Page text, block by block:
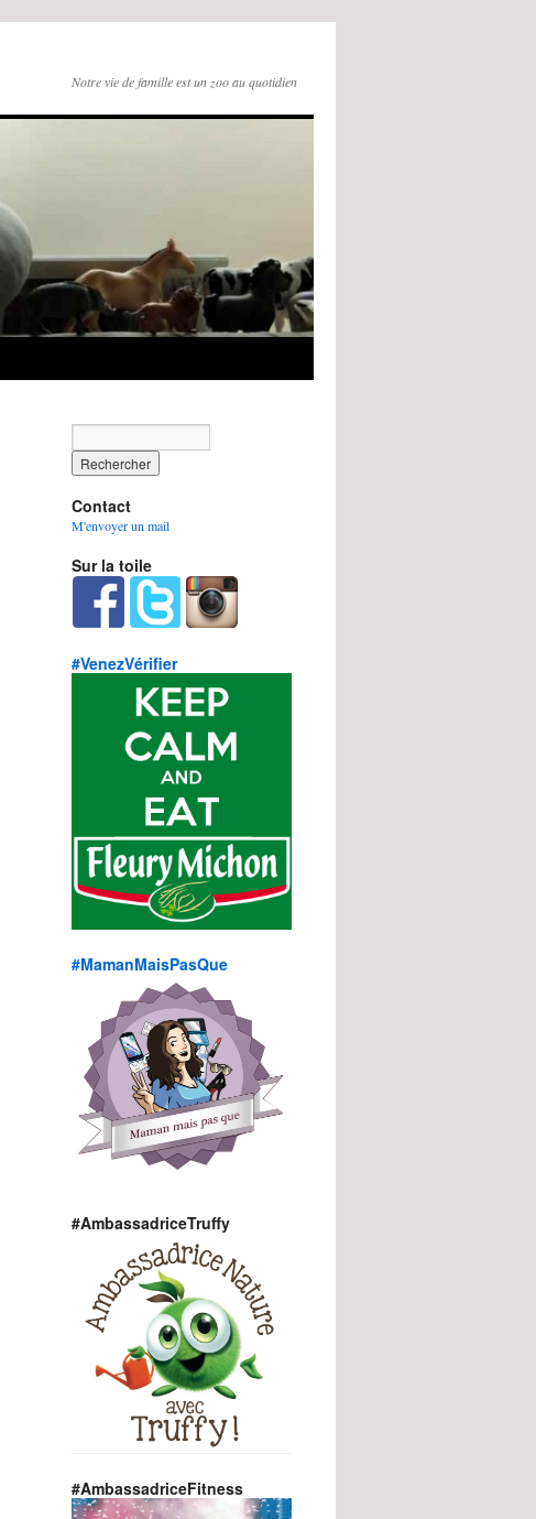
Notre vie de famille est un zoo au quotidien
Contact
M'envoyer un mail
Sur la toile
#VenezVérifier
#MamanMaisPasQue
#AmbassadriceTruffy
#AmbassadriceFitness